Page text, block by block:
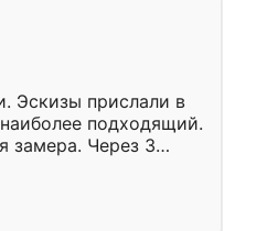
Эскизы прислали в
подходящий.
замера. Через 3
готова. Остались
Ренессанс
работу!